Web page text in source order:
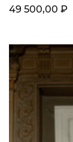
49 500,00 ₽